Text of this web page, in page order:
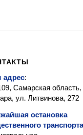
адрес:
Самарская область,
ул. Литвинова, 272
остановка
транспорта